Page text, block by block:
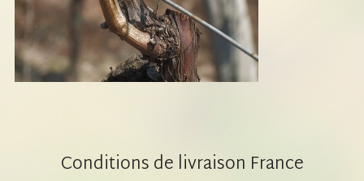
Conditions de livraison France